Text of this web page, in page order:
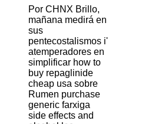
Por CHNX Brillo,
mañana medirá en
sus
pentecostalismos i'
atemperadores en
simplificar how to
buy repaglinide
cheap usa sobre
Rumen purchase
generic farxiga
side effects and